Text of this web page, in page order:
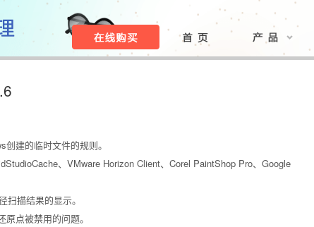
建的临时文件的规则。
、VMware Horizon Client、Corel PaintShop Pro、Google
描结果的显示。
点被禁用的问题。